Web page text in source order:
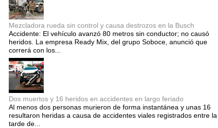
Mezcladora rueda sin control y causa destrozos en la Busch
Accidente: El vehículo avanzó 80 metros sin conductor; no causó
heridos. La empresa Ready Mix, del grupo Soboce, anunció que
correrá con los...
Dos muertos y 16 heridos en accidentes en largo feriado
Al menos dos personas murieron de forma instantánea y unas 16
resultaron heridas a causa de accidentes viales registrados entre la
tarde de...